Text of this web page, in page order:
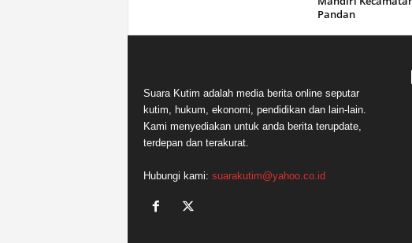
Pandan
Suara Kutim adalah media berita online seputar
kutim, hukum, ekonomi, pendidikan dan lain-lain.
Kami menyediakan untuk anda berita terupdate,
terdepan dan terakurat.
Hubungi kami: suarakutim@yahoo.co.id